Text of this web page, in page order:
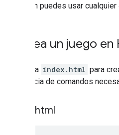
También puedes usar
Crea un juego en
Modifica index.html para
secuencia de comandos
html